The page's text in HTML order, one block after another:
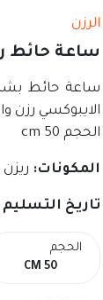
الرزن
ساعة حائط
ساعة حائط
الايبوكسي رزن
الحجم 50 cm
المكونات: ريزن
تاريخ
الحجم
50 CM